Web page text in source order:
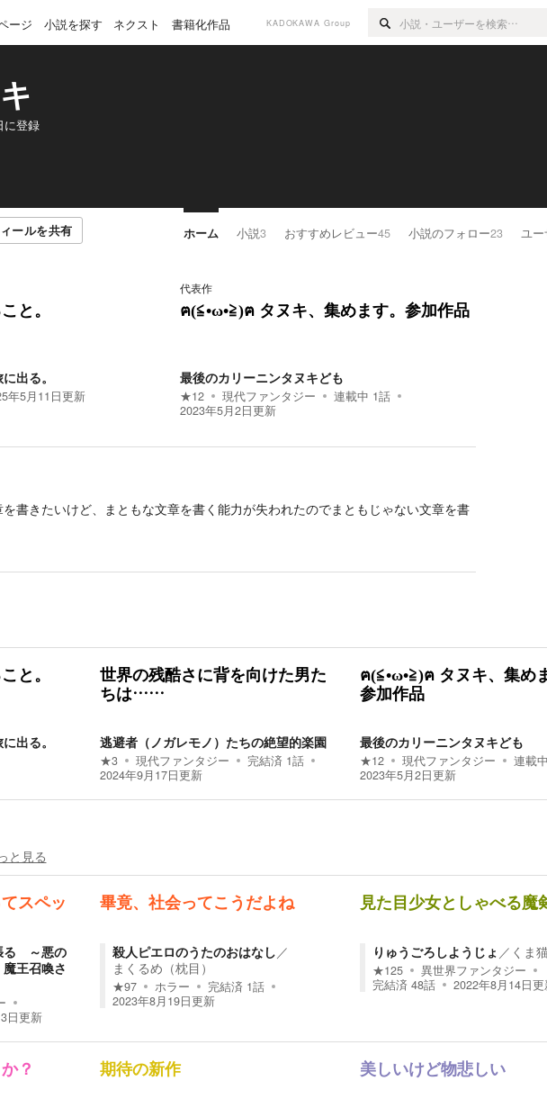
ージ 小説を探す ネクスト 書籍化作品 KADOKAWA Group
に登録
ールを共有 ホーム 小説3 おすすめレビュー45 小説のフォロー23 ユ
と。
出る。
年5月11日更新
代表作
ฅ(≦•ω•≧)ฅ タヌキ、集めます。参加作品
最後のカリーニンタヌキども
★12 現代ファンタジー 連載中 1話
2023年5月2日更新
書きたいけど、まともな文章を書く能力が失われたのでまともじゃない文章を書
と。
出る。
世界の残酷さに背を向けた男た
ちは……
逃避者（ノガレモノ）たちの絶望的楽園
★3 現代ファンタジー 完結済 1話
2024年9月17日更新
ฅ(≦•ω•≧)ฅ タヌキ、集め
参加作品
最後のカリーニンタヌキども
★12 現代ファンタジー 連載中
2023年5月2日更新
と見る
スペッ
る ～悪の
王召喚さ
日更新
畢竟、社会ってこうだよね
殺人ピエロのうたのおはなし／
まくるめ（枕目）
★97 ホラー 完結済 1話
2023年8月19日更新
見た目少女としゃべる魔
りゅうごろしようじょ ／ くま
★125
異世界ファンタジー
完結済 48話 2022年8月14日更
？ 期待の新作 美しいけど物悲しい